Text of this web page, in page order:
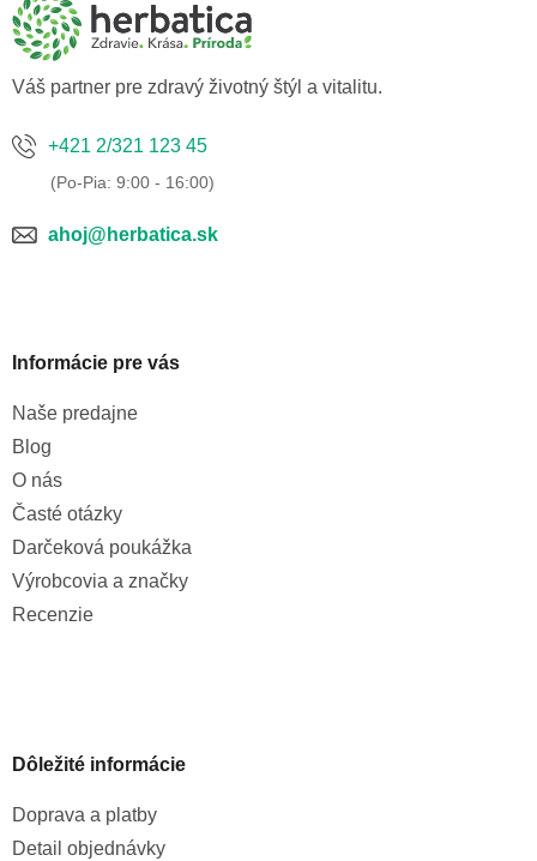
Váš partner pre zdravý životný štýl a vitalitu.
+421 2/321 123 45
ahoj@herbatica.sk
Informácie pre vás
Naše predajne
Blog
O nás
Časté otázky
Darčeková poukážka
Výrobcovia a značky
Recenzie
Dôležité informácie
Doprava a platby
Detail objednávky